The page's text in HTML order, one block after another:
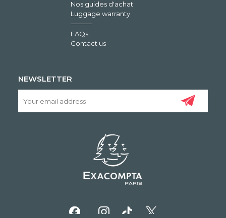
Nos guides d'achat
Luggage warranty
FAQs
Contact us
NEWSLETTER